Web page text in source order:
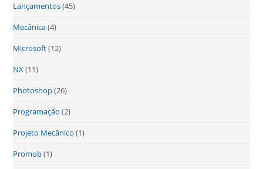
Lançamentos(45)
Mecânica(4)
Microsoft(12)
NX(11)
Photoshop(26)
Programação (2)
Projeto Mecânico (1)
Promob(1)